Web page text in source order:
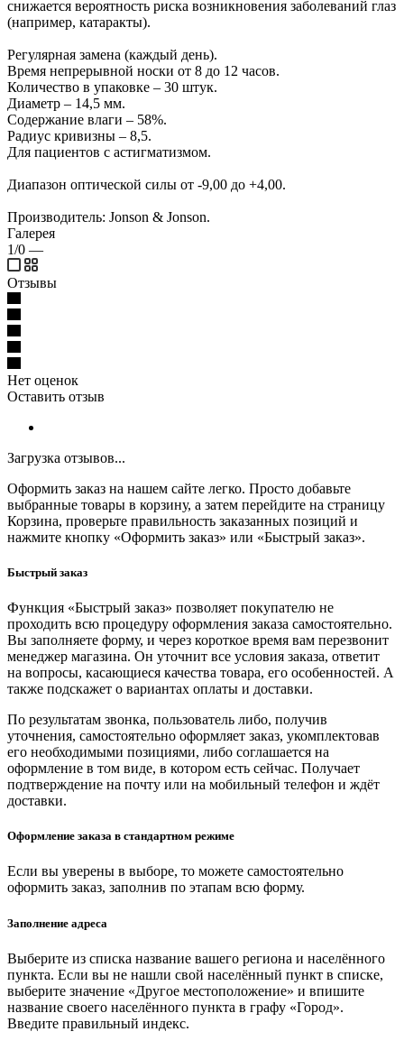
снижается вероятность риска возникновения заболеваний глаз
(например, катаракты).
Регулярная замена (каждый день).
Время непрерывной носки от 8 до 12 часов.
Количество в упаковке – 30 штук.
Диаметр – 14,5 мм.
Содержание влаги – 58%.
Радиус кривизны – 8,5.
Для пациентов с астигматизмом.
Диапазон оптической силы от -9,00 до +4,00.
Производитель: Jonson & Jonson.
Галерея
1/0 —
Отзывы
Нет оценок
Оставить отзыв
Загрузка отзывов...
Оформить заказ на нашем сайте легко. Просто добавьте
выбранные товары в корзину, а затем перейдите на страницу
Корзина, проверьте правильность заказанных позиций и
нажмите кнопку «Оформить заказ» или «Быстрый заказ».
Быстрый заказ
Функция «Быстрый заказ» позволяет покупателю не
проходить всю процедуру оформления заказа самостоятельно.
Вы заполняете форму, и через короткое время вам перезвонит
менеджер магазина. Он уточнит все условия заказа, ответит
на вопросы, касающиеся качества товара, его особенностей. А
также подскажет о вариантах оплаты и доставки.
По результатам звонка, пользователь либо, получив
уточнения, самостоятельно оформляет заказ, укомплектовав
его необходимыми позициями, либо соглашается на
оформление в том виде, в котором есть сейчас. Получает
подтверждение на почту или на мобильный телефон и ждёт
доставки.
Оформление заказа в стандартном режиме
Если вы уверены в выборе, то можете самостоятельно
оформить заказ, заполнив по этапам всю форму.
Заполнение адреса
Выберите из списка название вашего региона и населённого
пункта. Если вы не нашли свой населённый пункт в списке,
выберите значение «Другое местоположение» и впишите
название своего населённого пункта в графу «Город».
Введите правильный индекс.